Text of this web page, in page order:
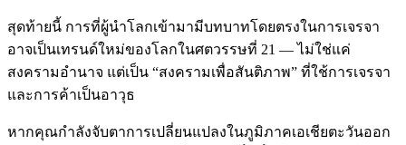
สุดท้ายนี้ การที่ผู้นำโลกเข้ามามีบทบาทโดยตรงในการเจรจา
อาจเป็นเทรนด์ใหม่ของโลกในศตวรรษที่ 21 — ไม่ใช่แค่
สงครามอำนาจ แต่เป็น “สงครามเพื่อสันติภาพ” ที่ใช้การเจรจา
และการค้าเป็นอาวุธ
หากคุณกำลังจับตาการเปลี่ยนแปลงในภูมิภาคเอเชียตะวันออก